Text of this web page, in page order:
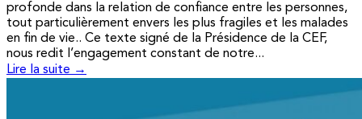
profonde dans la relation de confiance entre les personnes,
tout particulièrement envers les plus fragiles et les malades
en fin de vie.. Ce texte signé de la Présidence de la CEF,
nous redit l’engagement constant de notre...
Lire la suite →